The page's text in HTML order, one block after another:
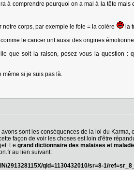
à comprendre pourquoi on a mal à la tête
corps, par exemple le foie = la colère
la
le cancer ont aussi des origines
que soit la raison, posez vous la question :
même si je suis pas là.
sont les conséquences de la loi du
façon de voir les choses est loin d'être
Le grand dictionnaire des malaises et
au lien suivant:
291328115X/qid=1130432010/sr=8-1/